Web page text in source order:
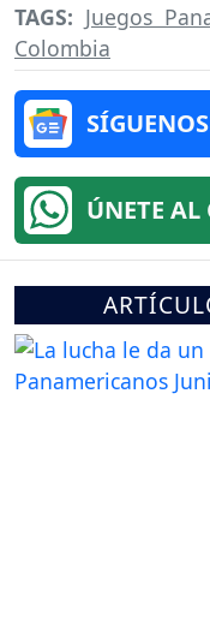
TAGS: Juegos
Colombia
ÚNETE